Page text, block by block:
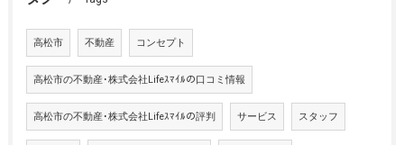
高松市 不動産 コンセプト
高松市の不動産･株式会社Lifeｽﾏｲﾙの口コミ情報
高松市の不動産･株式会社Lifeｽﾏｲﾙの評判 サービス スタッフ